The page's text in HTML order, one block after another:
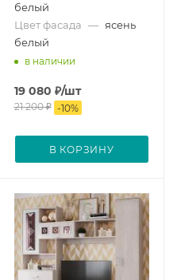
белый
Цвет фасада — ясень
белый
в наличии
19 080 ₽/шт
21 200₽ -10%
В КОРЗИНУ